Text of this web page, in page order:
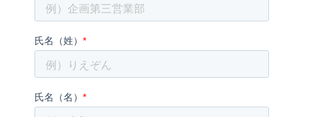
動画コーナー
支援実績
トレンド用語集